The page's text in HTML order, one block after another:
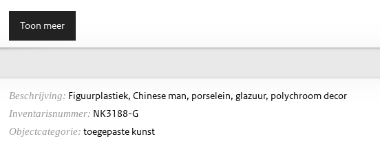
Toon meer
Beschrijving: Figuurplastiek, Chinese man, porselein, glazuur, polychroom decor
Inventarisnummer: NK3188-G
Objectcategorie: toegepaste kunst